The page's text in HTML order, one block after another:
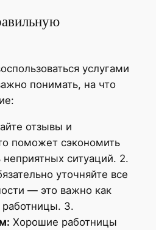
услугами
понимать, на что
отзывы и
поможет сэкономить
ситуаций. 2.
уточняйте все
— это важно как
работницы. 3.
Хорошие работницы